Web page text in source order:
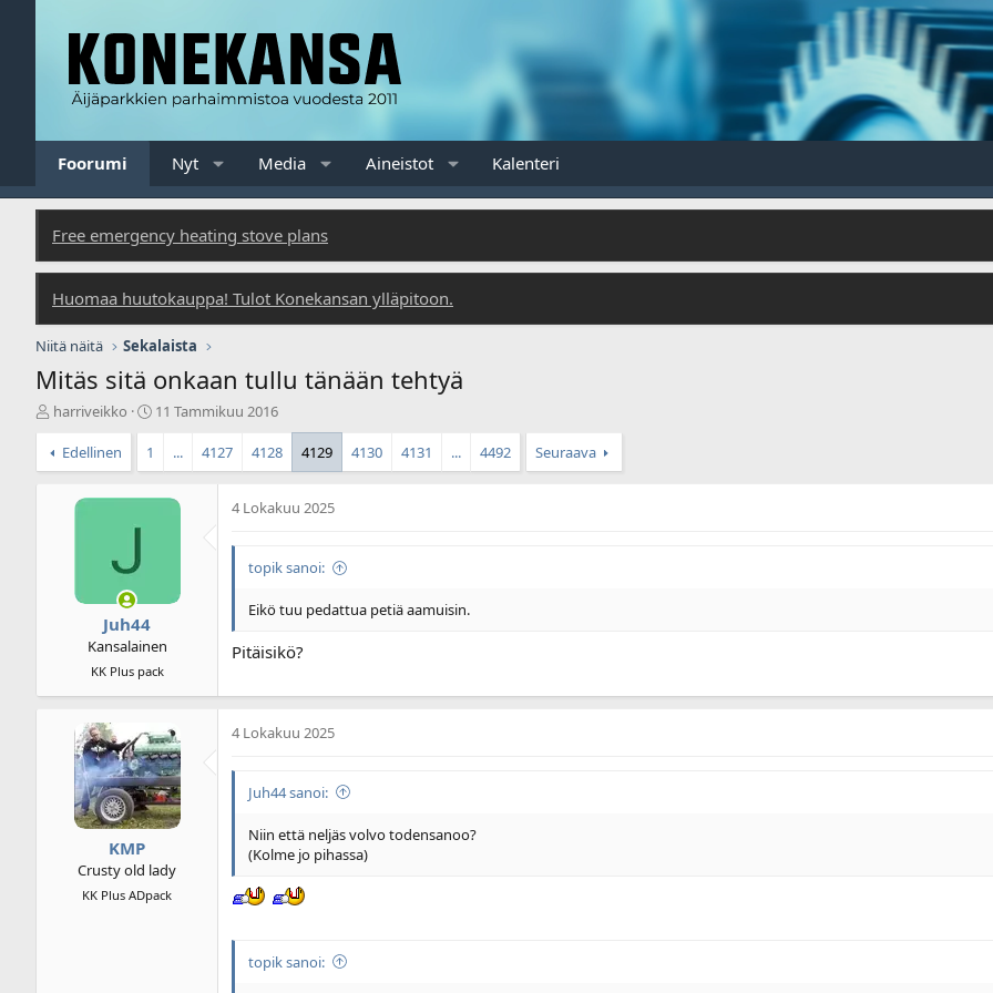
Foorumi Nyt Media Aineistot Kalenteri
Free emergency heating stove plans
Huomaa huutokauppa! Tulot Konekansan ylläpitoon.
Niitä näitä Sekalaista
Mitäs sitä onkaan tullu tänään tehtyä
V
e
s
harriveikko
A
i
v
m
ä
11 Tammikuu 2016
Edellinen 1 ... 4127 4128 4129 4130 4131 ... 4492 Seuraava
Juh44
Kansalainen
KK Plus pack
4 Lokakuu 2025
topik sanoi:
Eikö tuu pedattua petiä aamuisin.
Pitäisikö?
KMP
Crusty old lady
KK Plus ADpack
4 Lokakuu 2025
Juh44 sanoi:
Niin että neljäs volvo todensanoo?
(Kolme jo pihassa)
topik sanoi: